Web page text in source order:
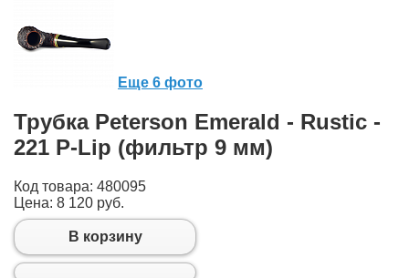
Еще 6 фото
Трубка Peterson Emerald - Rustic -
221 P-Lip (фильтр 9 мм)
Код товара: 480095
Цена: 8 120 руб.
В корзину